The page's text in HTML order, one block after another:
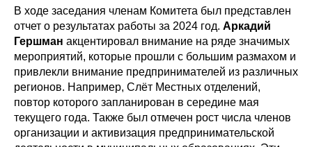
В ходе заседания членам Комитета был представлен
отчет о результатах работы за 2024 год. Аркадий
Гершман акцентировал внимание на ряде значимых
мероприятий, которые прошли с большим размахом и
привлекли внимание предпринимателей из различных
регионов. Например, Слёт Местных отделений,
повтор которого запланирован в середине мая
текущего года. Также был отмечен рост числа членов
организации и активизация предпринимательской